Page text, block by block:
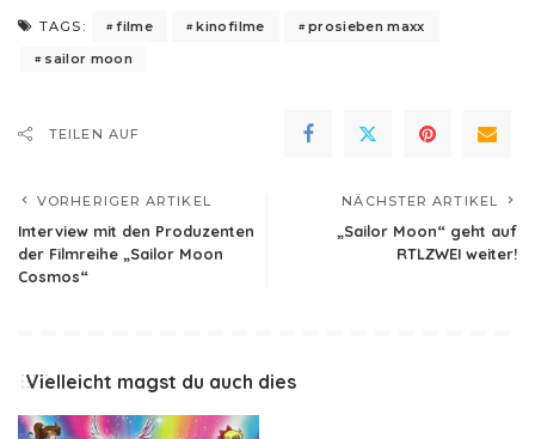
TAGS: filme kinofilme
prosieben maxx
sailor moon
TEILEN AUF
VORHERIGER ARTIKEL
Interview mit den Produzenten
der Filmreihe „Sailor Moon
Cosmos“
NÄCHSTER ARTIKEL
„Sailor Moon“ geht auf
RTLZWEI weiter!
Vielleicht magst du auch dies